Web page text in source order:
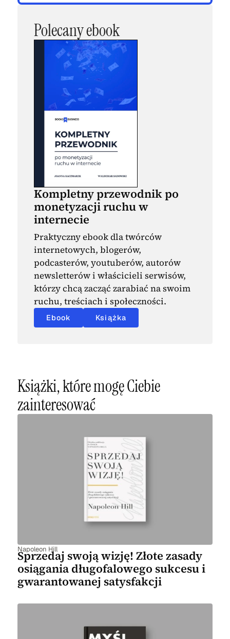
Polecany ebook
Kompletny przewodnik po
monetyzacji ruchu w
internecie
Praktyczny ebook dla twórców
internetowych, blogerów,
podcasterów, youtuberów, autorów
newsletterów i właścicieli serwisów,
którzy chcą zacząć zarabiać na swoim
ruchu, treściach i społeczności.
Ebook Książka
Książki, które mogę Ciebie
zainteresować
Napoleon Hill
Sprzedaj swoją wizję! Złote zasady
osiągania długofalowego sukcesu i
gwarantowanej satysfakcji